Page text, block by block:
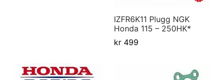
IZFR6K11 Plugg NGK
Honda 115 – 250HK*
kr499